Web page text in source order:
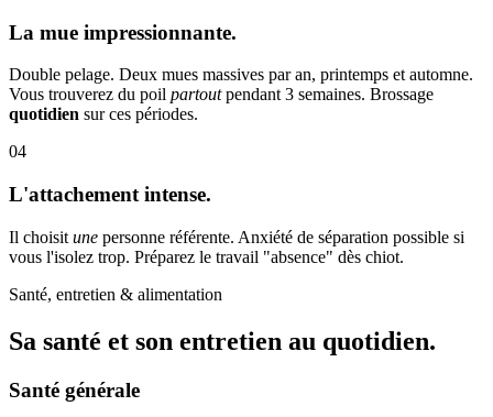
La mue impressionnante.
Double pelage. Deux mues massives par an, printemps et automne.
Vous trouverez du poil partoutpendant 3 semaines. Brossage
quotidien sur ces périodes.
04
L'attachement intense.
Il choisit une personne référente. Anxiété de séparation possible si
vous l'isolez trop. Préparez le travail "absence" dès chiot.
Santé, entretien & alimentation
Sa santé et son entretien au quotidien.
Santé générale